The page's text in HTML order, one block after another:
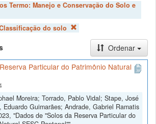
Termo: Manejo e Conservação do Solo e
do solo
Ordenar
Particular do Patrimônio Natural
Moreira; Torrado, Pablo Vidal; Stape, José
Eduardo Guimarães; Andrade, Gabriel Ramatis
"Dados de "Solos da Reserva Particular do